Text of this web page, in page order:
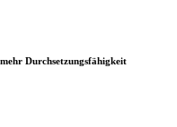
Durchsetzungsfähigkeit